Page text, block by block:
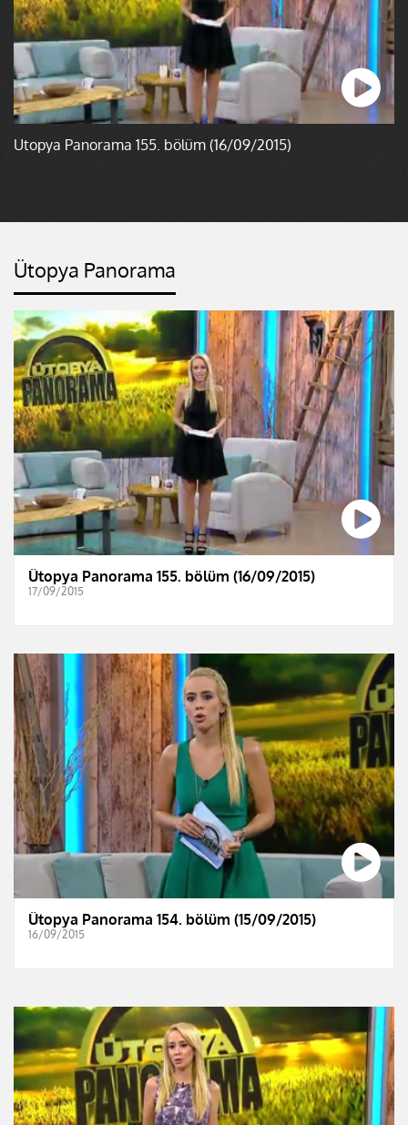
Ütopya Panorama 155. bölüm (16/09/2015)
Ütopya Panorama
Ütopya Panorama 155. bölüm (16/09/2015)
17/09/2015
Ütopya Panorama 154. bölüm (15/09/2015)
16/09/2015